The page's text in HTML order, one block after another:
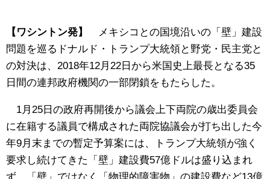
【ワシントン発】
メキシコとの国境沿いの「壁」建設
問題を巡るドナルド・トランプ大統領と野党・民主党と
の対決は、2018年12月22日から米国史上最長となる35
日間の連邦政府機関の一部閉鎖をもたらした。
1月25日の政府再開後から議会上下両院の歳出委員会
に在籍する議員で構成された両院協議会が打ち出した今
年9月末までの暫定予算案には、トランプ大統領が強く
要求し続けてきた「壁」建設費57億ドルは盛り込まれ